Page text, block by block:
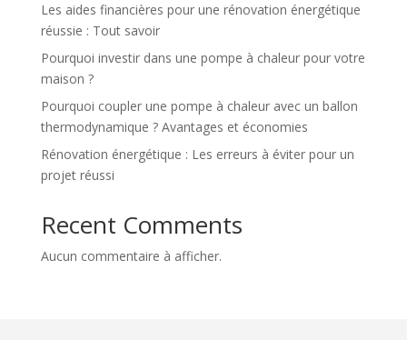
Les aides financières pour une rénovation énergétique
réussie : Tout savoir
Pourquoi investir dans une pompe à chaleur pour votre
maison ?
Pourquoi coupler une pompe à chaleur avec un ballon
thermodynamique ? Avantages et économies
Rénovation énergétique : Les erreurs à éviter pour un
projet réussi
Recent Comments
Aucun commentaire à afficher.